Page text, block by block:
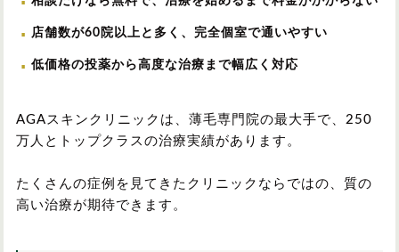
店舗数が60院以上と多く、完全個室で通いやすい
低価格の投薬から高度な治療まで幅広く対応
AGAスキンクリニックは、薄毛専門院の最大手で、250
万人とトップクラスの治療実績があります。
たくさんの症例を見てきたクリニックならではの、質の
高い治療が期待できます。